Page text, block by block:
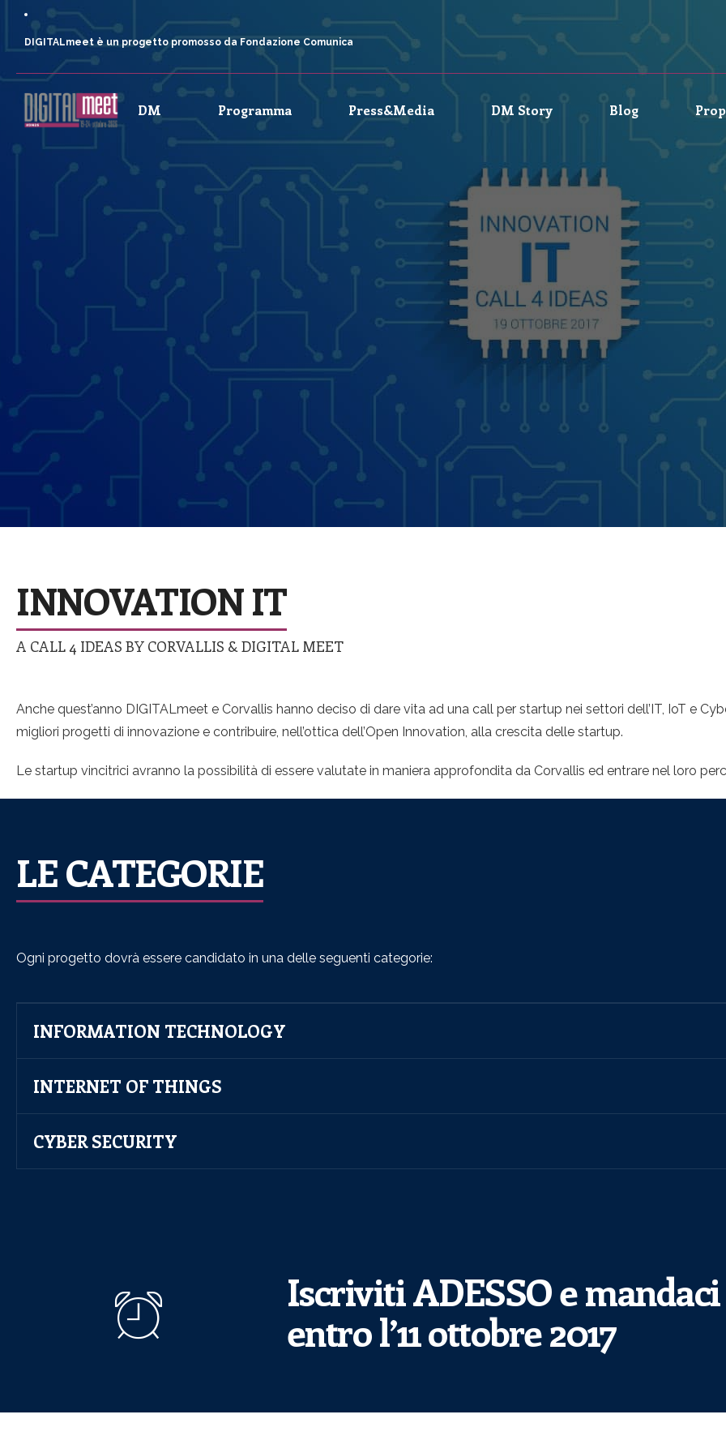
DIGITALmeet è un progetto promosso da Fondazione Comunica
DM Programma Press&Media DM Story Blog
INNOVATION IT
A CALL 4 IDEAS BY CORVALLIS & DIGITAL MEET
Anche quest’anno DIGITALmeet e Corvallis hanno deciso di dare vita ad una call per startup nei settori dell’IT, IoT e
migliori progetti di innovazione e contribuire, nell’ottica dell’Open Innovation, alla crescita delle startup.
Le startup vincitrici avranno la possibilità di essere valutate in maniera approfondita da Corvallis ed entrare nel loro
LE CATEGORIE
Ogni progetto dovrà essere candidato in una delle seguenti categorie:
INFORMATION TECHNOLOGY
INTERNET OF THINGS
CYBER SECURITY
Iscriviti ADESSO e
entro l’11 ottobre 2017